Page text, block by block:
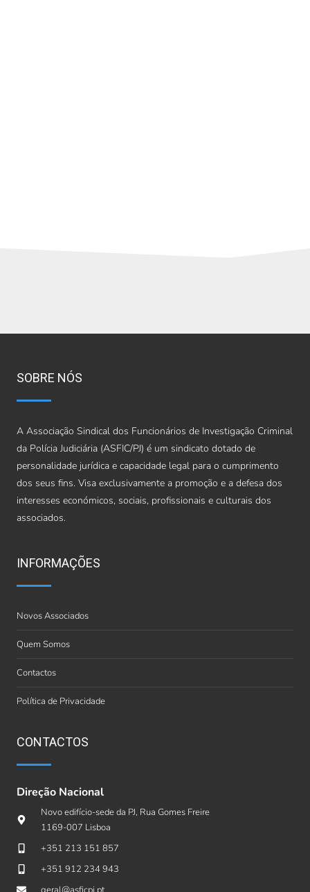
SOBRE NÓS
A Associação Sindical dos Funcionários de Investigação Criminal
da Polícia Judiciária (ASFIC/PJ) é um sindicato dotado de
personalidade jurídica e capacidade legal para o cumprimento
dos seus fins. Visa exclusivamente a promoção e a defesa dos
interesses económicos, sociais, profissionais e culturais dos
associados.
INFORMAÇÕES
Novos Associados
Quem Somos
Contactos
Política de Privacidade
CONTACTOS
Direção Nacional
Novo edifício-sede da PJ, Rua Gomes Freire
1169-007 Lisboa
+351 213 151 857
+351 912 234 943